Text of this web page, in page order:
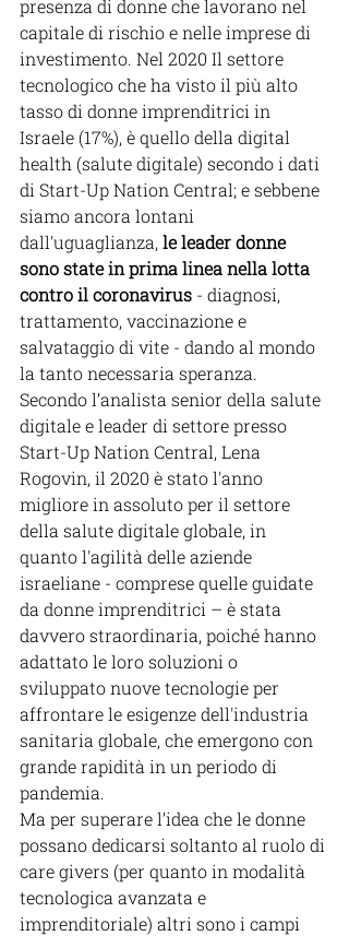
presenza di donne che lavorano nel
capitale di rischio e nelle imprese di
investimento. Nel 2020 Il settore
tecnologico che ha visto il più alto
tasso di donne imprenditrici in
Israele (17%), è quello della digital
health (salute digitale) secondo i dati
di Start-Up Nation Central; e sebbene
siamo ancora lontani
dall'uguaglianza, le leader donne
sono state in prima linea nella lotta
contro il coronavirus - diagnosi,
trattamento, vaccinazione e
salvataggio di vite - dando al mondo
la tanto necessaria speranza.
Secondo l’analista senior della salute
digitale e leader di settore presso
Start-Up Nation Central, Lena
Rogovin, il 2020 è stato l'anno
migliore in assoluto per il settore
della salute digitale globale, in
quanto l'agilità delle aziende
israeliane - comprese quelle guidate
da donne imprenditrici – è stata
davvero straordinaria, poiché hanno
adattato le loro soluzioni o
sviluppato nuove tecnologie per
affrontare le esigenze dell'industria
sanitaria globale, che emergono con
grande rapidità in un periodo di
pandemia.
Ma per superare l’idea che le donne
possano dedicarsi soltanto al ruolo di
care givers (per quanto in modalità
tecnologica avanzata e
imprenditoriale) altri sono i campi